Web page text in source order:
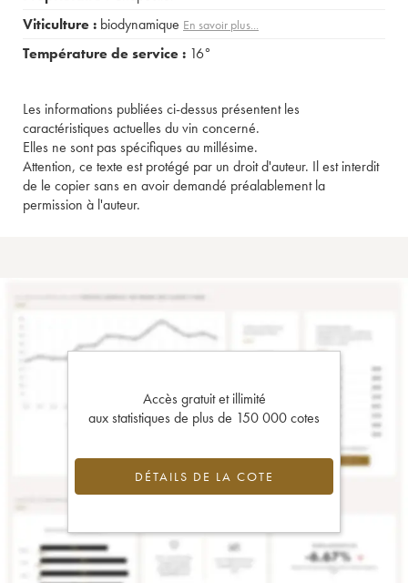
Viticulture : biodynamique En savoir plus...
Température de service : 16°
Les informations publiées ci-dessus présentent les
caractéristiques actuelles du vin concerné.
Elles ne sont pas spécifiques au millésime.
Attention, ce texte est protégé par un droit d'auteur. Il est interdit
de le copier sans en avoir demandé préalablement la
permission à l'auteur.
Accès gratuit et illimité
aux statistiques de plus de 150 000 cotes
DÉTAILS DE LA COTE